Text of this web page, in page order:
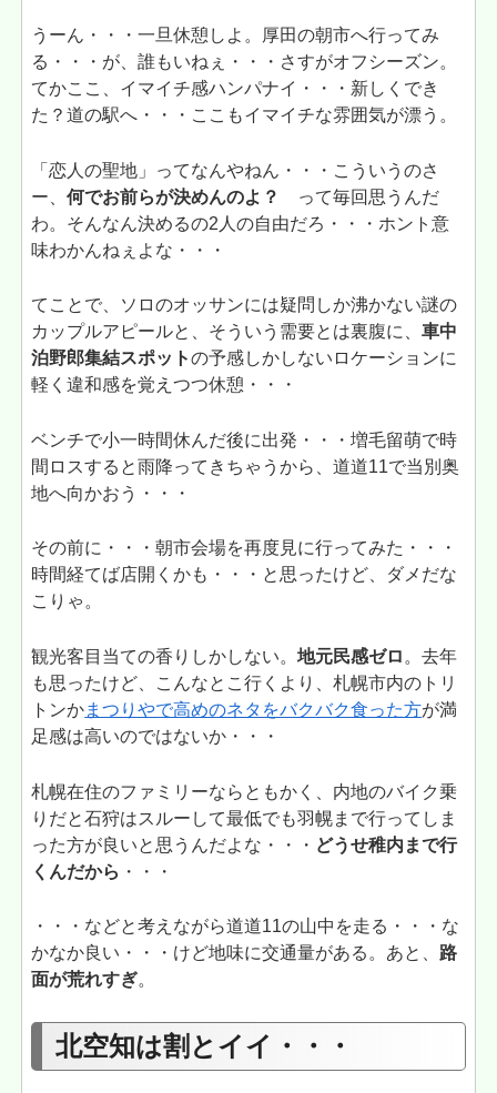
うーん・・・一旦休憩しよ。厚田の朝市へ行ってみ
る・・・が、誰もいねぇ・・・さすがオフシーズン。
てかここ、イマイチ感ハンパナイ・・・新しくでき
た？道の駅へ・・・ここもイマイチな雰囲気が漂う。
「恋人の聖地」ってなんやねん・・・こういうのさ
ー、何でお前らが決めんのよ？
って毎回思うんだ
わ。そんなん決めるの2人の自由だろ・・・ホント意
味わかんねぇよな・・・
てことで、ソロのオッサンには疑問しか沸かない謎の
カップルアピールと、そういう需要とは裏腹に、車中
泊野郎集結スポットの予感しかしないロケーションに
軽く違和感を覚えつつ休憩・・・
ベンチで小一時間休んだ後に出発・・・増毛留萌で時
間ロスすると雨降ってきちゃうから、道道11で当別奥
地へ向かおう・・・
その前に・・・朝市会場を再度見に行ってみた・・・
時間経てば店開くかも・・・と思ったけど、ダメだな
こりゃ。
観光客目当ての香りしかしない。地元民感ゼロ 。去年
も思ったけど、こんなとこ行くより、札幌市内のトリ
トンかまつりやで高めのネタをバクバク食った方が満
足感は高いのではないか・・・
札幌在住のファミリーならともかく、内地のバイク乗
りだと石狩はスルーして最低でも羽幌まで行ってしま
った方が良いと思うんだよな・・・ どうせ稚内まで行
くんだから ・・・
・・・などと考えながら道道11の山中を走る・・・な
かなか良い・・・けど地味に交通量がある。あと、 路
面が荒れすぎ。
北空知は割とイイ・・・